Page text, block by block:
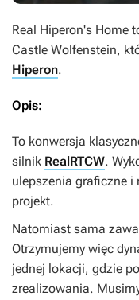
Real Hiperon's Home
Castle Wolfenstein,
Hiperon.
Opis:
To konwersja
silnik RealRTCW.
ulepszenia graficzne i
projekt.
Natomiast sama
Otrzymujemy więc
jednej lokacji, gdzie
zrealizowania.